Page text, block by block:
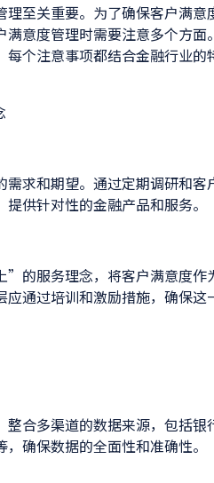
理至关重要。为了确保客户满意
满意度管理时需要注意多个方面
每个注意事项都结合金融行业的
需求和期望。通过定期调研和客
供针对性的金融产品和服务。
的服务理念，将客户满意度作
应通过培训和激励措施，确保这
整合多渠道的数据来源，包括银
确保数据的全面性和准确性。